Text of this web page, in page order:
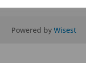
Powered byWisest